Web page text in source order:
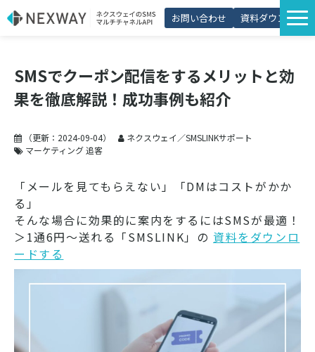
お問い合わせ 資料ダウンロード
選ばれる理由
プラン・価格
導入事例
コラム
パートナー制度
SMSでクーポン配信をするメリットと効
果を徹底解説！成功事例も紹介
（更新： 2024-09-04）
ネクスウェイ／SMSLINKサポート
マーケティング 追客
「メールを見てもらえない」「DMはコストがかか
る」
そんな場合に効果的に案内をするにはSMSが最適！
＞1通6円～送れる「SMSLINK」の 資料をダウンロ
ードする